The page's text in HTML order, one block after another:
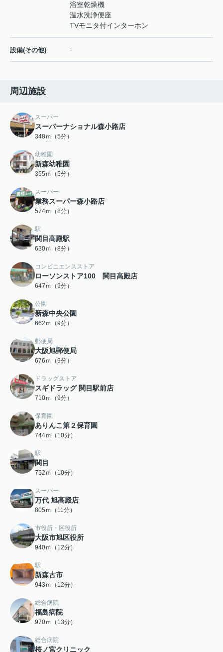
浴室乾燥機
温水洗浄便座
TVモニタ付インターホン
設備(その他) -
周辺施設
スーパー
スーパーナショナル森小路店
348ｍ（5分）
幼稚園
新森幼稚園
355ｍ（5分）
スーパー
業務スーパー森小路店
574ｍ（8分）
駅
関目高殿駅
630ｍ（8分）
コンビニエンスストア
ローソンストア100 関目高殿店
647ｍ（9分）
公園
新森中央公園
662ｍ（9分）
郵便局
大阪旭郵便局
676ｍ（9分）
ドラッグストア
スギドラッグ 関目駅前店
710ｍ（9分）
保育園
ありんこ第２保育園
744ｍ（10分）
駅
関目
752ｍ（10分）
スーパー
万代 旭高殿店
805ｍ（11分）
市役所・区役所
大阪市旭区役所
940ｍ（12分）
駅
新森古市
943ｍ（12分）
総合病院
福島病院
970ｍ（13分）
総合病院
桜ノ宮クリニック